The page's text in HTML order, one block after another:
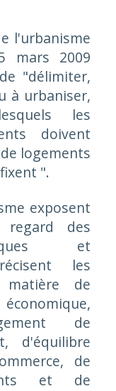
l'urbanisme
mars 2009
"délimiter,
à urbaniser,
les
doivent
logements
".
exposent
des
et
les
matière de
de
d'équilibre
de
et de